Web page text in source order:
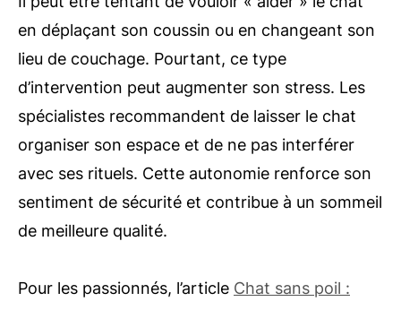
en déplaçant son coussin ou en changeant son
lieu de couchage. Pourtant, ce type
d’intervention peut augmenter son stress. Les
spécialistes recommandent de laisser le chat
organiser son espace et de ne pas interférer
avec ses rituels. Cette autonomie renforce son
sentiment de sécurité et contribue à un sommeil
de meilleure qualité.
Pour les passionnés, l’article Chat sans poil :